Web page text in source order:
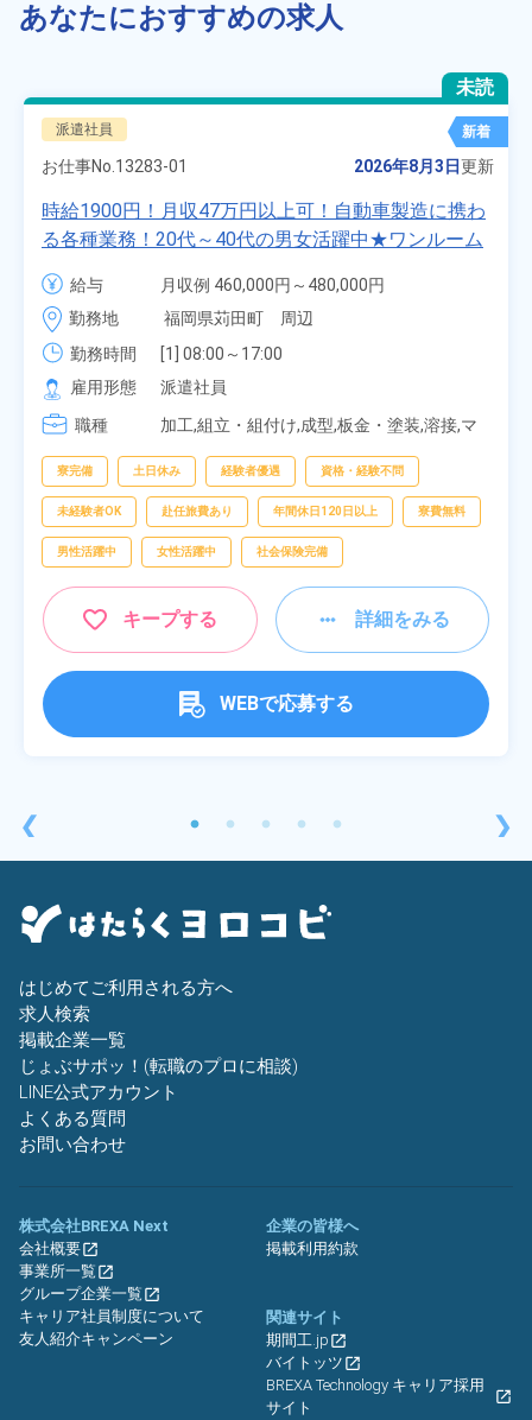
あなたにおすすめの求人
❮
未読
派遣社員 新着
お仕事No. 13283-01 2026年8月3日更新
時給1900円！月収47万円以上可！自動車製造に携わ
る各種業務！20代～40代の男女活躍中★ワンルーム
寮無料！マイカー通勤OK！無料駐車場あり！赴任旅
費会社負担！社員食堂あり！日払いあり！土日休
み！特別賞与90万円支給！《福岡県京都郡苅田町》
給与
月収例 460,000円～480,000円
時給 1,900円～1,900円
勤務地
福岡県苅田町　周辺
勤務時間
[1] 08:00～17:00
[2] 20:00～05:00
[3] 06:30～15:00
[4] 14:30～23:00
雇用形態
派遣社員
職種
加工,組立・組付け,成型,板金・塗装,溶接,マ
査,物流・配送
寮完備 土日休み 経験者優遇 資格・経験不問
未経験者OK 赴任旅費あり 年間休日120日以上 寮費無料
男性活躍中 女性活躍中 社会保険完備
キープする 詳細をみる
WEBで応募する
❯
はじめてご利用される方へ
求人検索
掲載企業一覧
じょぶサポッ！(転職のプロに相談)
LINE公式アカウント
よくある質問
お問い合わせ
株式会社BREXA Next
会社概要
事業所一覧
グループ企業一覧
キャリア社員制度について
友人紹介キャンペーン
企業の皆様へ
掲載利用約款
関連サイト
期間工.jp
バイトッツ
BREXA Technology キャリア採用
サイト